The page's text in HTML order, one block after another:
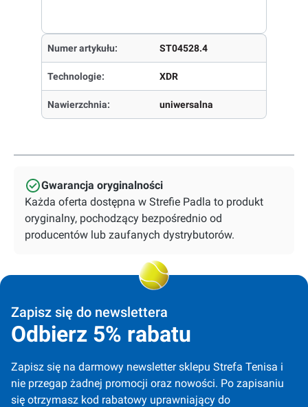
Numer artykułu: ST04528.4
Technologie: XDR
Nawierzchnia: uniwersalna
Gwarancja oryginalności
Każda oferta dostępna w Strefie Padla to produkt
oryginalny, pochodzący bezpośrednio od
producentów lub zaufanych dystrybutorów.
Zapisz się do newslettera
Odbierz 5% rabatu
Zapisz się na darmowy newsletter sklepu Strefa Tenisa i
nie przegap żadnej promocji oraz nowości. Po zapisaniu
się otrzymasz kod rabatowy uprawniający do